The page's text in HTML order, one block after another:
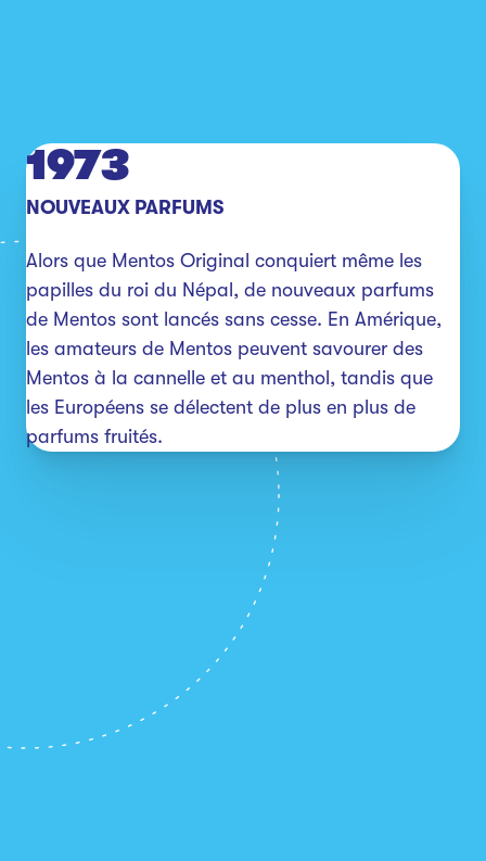
1973
NOUVEAUX PARFUMS
Alors que Mentos Original conquiert même les
papilles du roi du Népal, de nouveaux parfums
de Mentos sont lancés sans cesse. En Amérique,
les amateurs de Mentos peuvent savourer des
Mentos à la cannelle et au menthol, tandis que
les Européens se délectent de plus en plus de